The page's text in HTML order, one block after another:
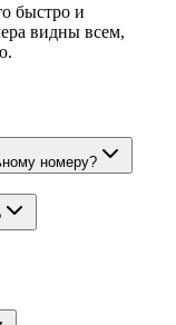
быстро и
видны всем,
номеру?